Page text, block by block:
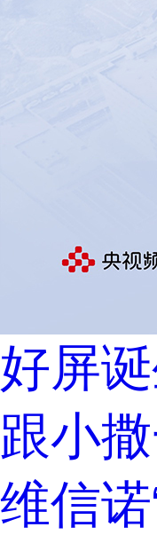
好屏
跟小
维信